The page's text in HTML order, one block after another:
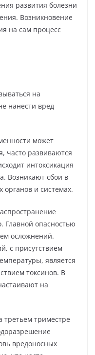
развития болезни
Возникновение
на сам процесс
на
нанести вред
может
часто развиваются
интоксикация
Возникают сбои в
и системах.
Главной опасностью
осложнений.
с присутствием
является
токсинов. В
на
третьем триместре
вредоносных